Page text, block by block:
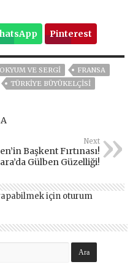
Pinterest
VE SERGI
FRANSA
TÜRKIYE BÜYÜKELÇISI
Next
Başkent Fırtınası!
Gülben Güzelliği!
için oturum